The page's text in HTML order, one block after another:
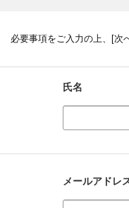
必要事項をご入力の上、[次
氏名
メールアドレ